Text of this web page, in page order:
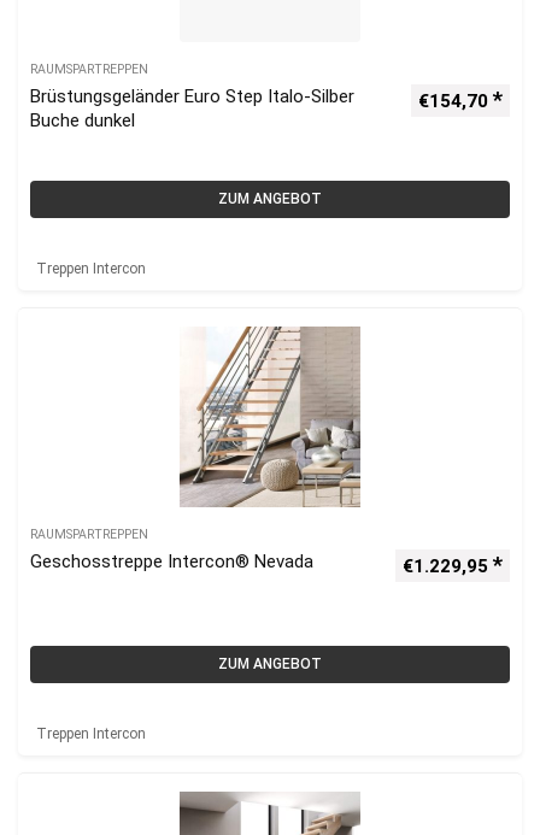
RAUMSPARTREPPEN
Brüstungsgeländer Euro Step Italo-Silber
Buche dunkel
€154,70
ZUM ANGEBOT
Treppen Intercon
RAUMSPARTREPPEN
Geschosstreppe Intercon® Nevada €1.229,95
ZUM ANGEBOT
Treppen Intercon